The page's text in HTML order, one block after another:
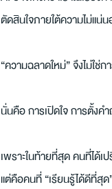
ตัดสินใจภายใต้ความไม่แน่
“ความฉลาดใหม่” จึงไม่ใ
นั่นคือ การเปิดใจ การตั้งค
เพราะในท้ายที่สุด คนที่ได้เ
แต่คือคนที่ “เรียนรู้ได้ดีที่สุด